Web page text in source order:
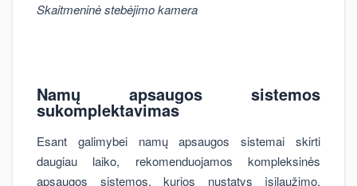
Skaitmeninė stebėjimo kamera
Namų apsaugos sistemos
sukomplektavimas
Esant galimybei namų apsaugos sistemai skirti
daugiau laiko, rekomenduojamos kompleksinės
apsaugos sistemos, kurios nustatys įsilaužimo,